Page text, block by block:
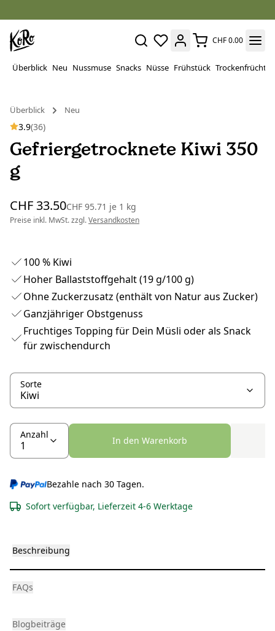
CHF 0.00
Überblick Neu Nussmuse Snacks Nüsse Frühstück Trockenfrüchte
Überblick
Neu
3.9(36)
Gefriergetrocknete Kiwi 350
g
CHF 33.50CHF 95.71 je 1 kg
Preise inkl. MwSt. zzgl.Versandkosten
100 % Kiwi
Hoher Ballaststoffgehalt (19 g/100 g)
Ohne Zuckerzusatz (enthält von Natur aus Zucker)
Ganzjähriger Obstgenuss
Fruchtiges Topping für Dein Müsli oder als Snack
für zwischendurch
Sorte
Anzahl
In den Warenkorb
Bezahle nach 30 Tagen.
Sofort verfügbar, Lieferzeit 4-6 Werktage
Beschreibung
FAQs
Blogbeiträge